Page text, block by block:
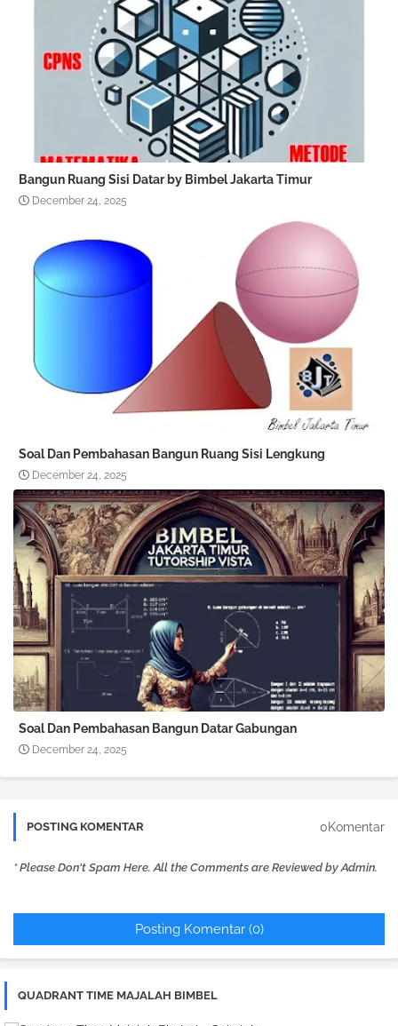
Bangun Ruang Sisi Datar by Bimbel Jakarta Timur
December 24, 2025
Soal Dan Pembahasan Bangun Ruang Sisi Lengkung
December 24, 2025
Soal Dan Pembahasan Bangun Datar Gabungan
December 24, 2025
POSTING KOMENTAR 0Komentar
* Please Don't Spam Here. All the Comments are Reviewed by Admin.
Posting Komentar (0)
QUADRANT TIME MAJALAH BIMBEL